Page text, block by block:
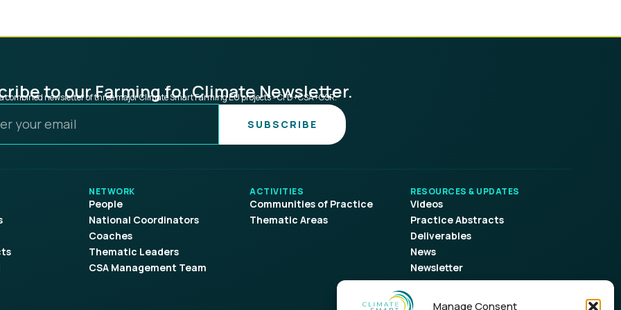
Manage Consent
to our Farming for Climate Newsletter.
combined newsletter of three major Climate Smart Farming EU projects - CFD+CSA+CSR.
SUBSCRIBE
NETWORK
People
National Coordinators
Coaches
Thematic Leaders
CSA Management Team
ACTIVITIES
Communities of Practice
Thematic Areas
RESOURCES & UPDATES
Videos
Practice Abstracts
Deliverables
News
Newsletter